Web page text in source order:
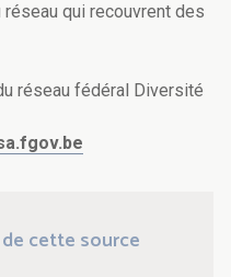
qui recouvrent des
réseau fédéral Diversité
cette source